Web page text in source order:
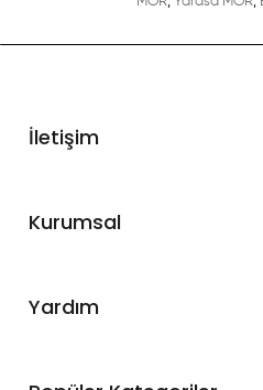
İletişim
WhatsApp Destek
Kurumsal
Hakkımızda
Yardım
Hesabım